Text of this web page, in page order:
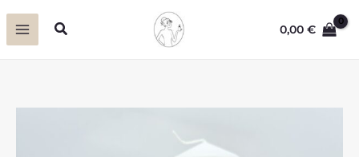
Inhalt
Suchen 0,00€